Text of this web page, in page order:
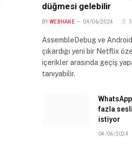
düğmesi gelebilir
BY WEBHANE 04/06/2024
AssembleDebug ve
çıkardığı yeni bir Netflix
içerikler arasında geçiş
tanıyabilir.
fazla
istiyor
04/06/2024